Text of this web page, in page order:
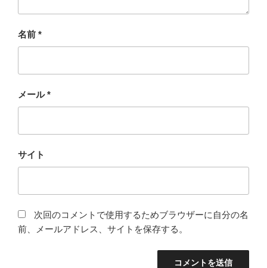
名前 *
メール*
サイト
次回のコメントで使用するためブラウザーに自分の名
前、メールアドレス、サイトを保存する。